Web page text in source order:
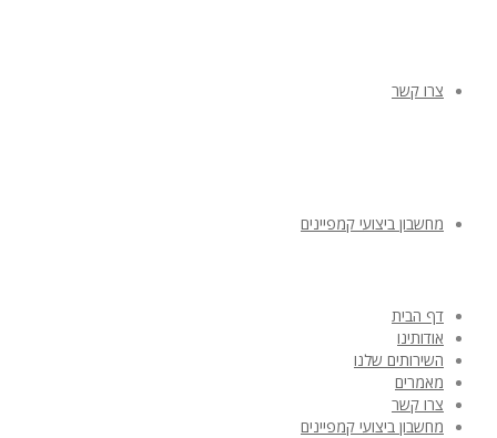
צרו קשר
מחשבון ביצועי קמפיינים
דף הבית
אודותינו
השירותים שלנו
מאמרים
צרו קשר
מחשבון ביצועי קמפיינים